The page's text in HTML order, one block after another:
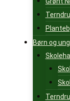
Børn og